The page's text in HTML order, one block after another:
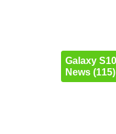
Galaxy S10
News (115)